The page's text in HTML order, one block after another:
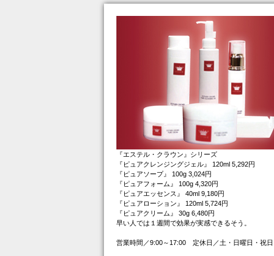
『エステル・クラウン』シリーズ
『ピュアクレンジングジェル』 120ml 5,292円
『ピュアソープ』 100g 3,024円
『ピュアフォーム』 100g 4,320円
『ピュアエッセンス』 40ml 9,180円
『ピュアローション』 120ml 5,724円
『ピュアクリーム』 30g 6,480円
早い人では１週間で効果が実感できるそう。
営業時間／9:00～17:00 定休日／土・日曜日・祝日